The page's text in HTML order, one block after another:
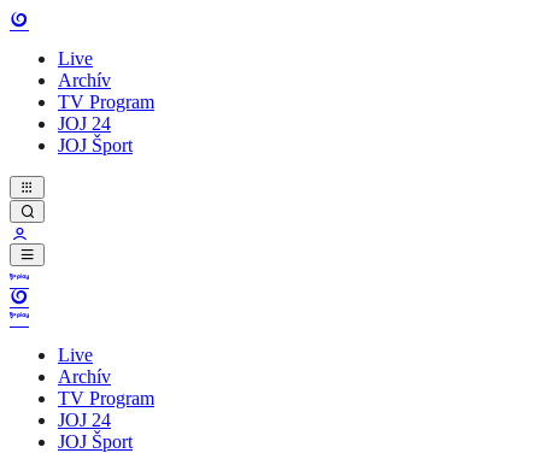
Live
Archív
TV Program
JOJ 24
JOJ Šport
Live
Archív
TV Program
JOJ 24
JOJ Šport